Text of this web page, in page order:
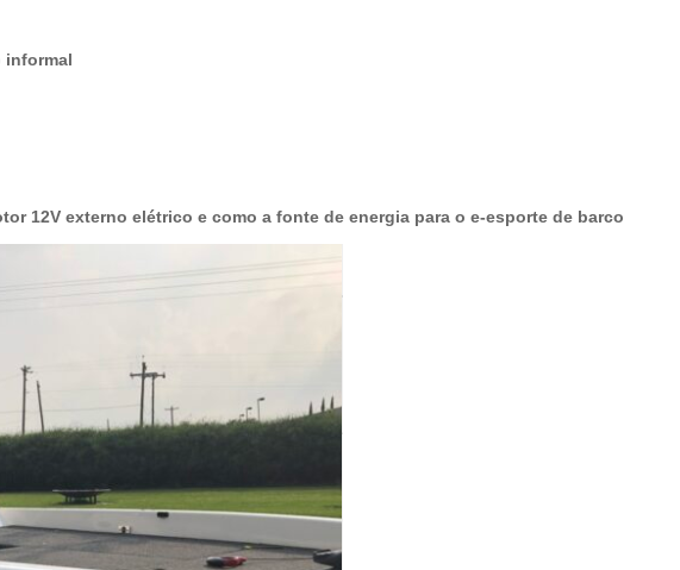
informal
12V externo elétrico e como a fonte de energia para o e-esporte de barco